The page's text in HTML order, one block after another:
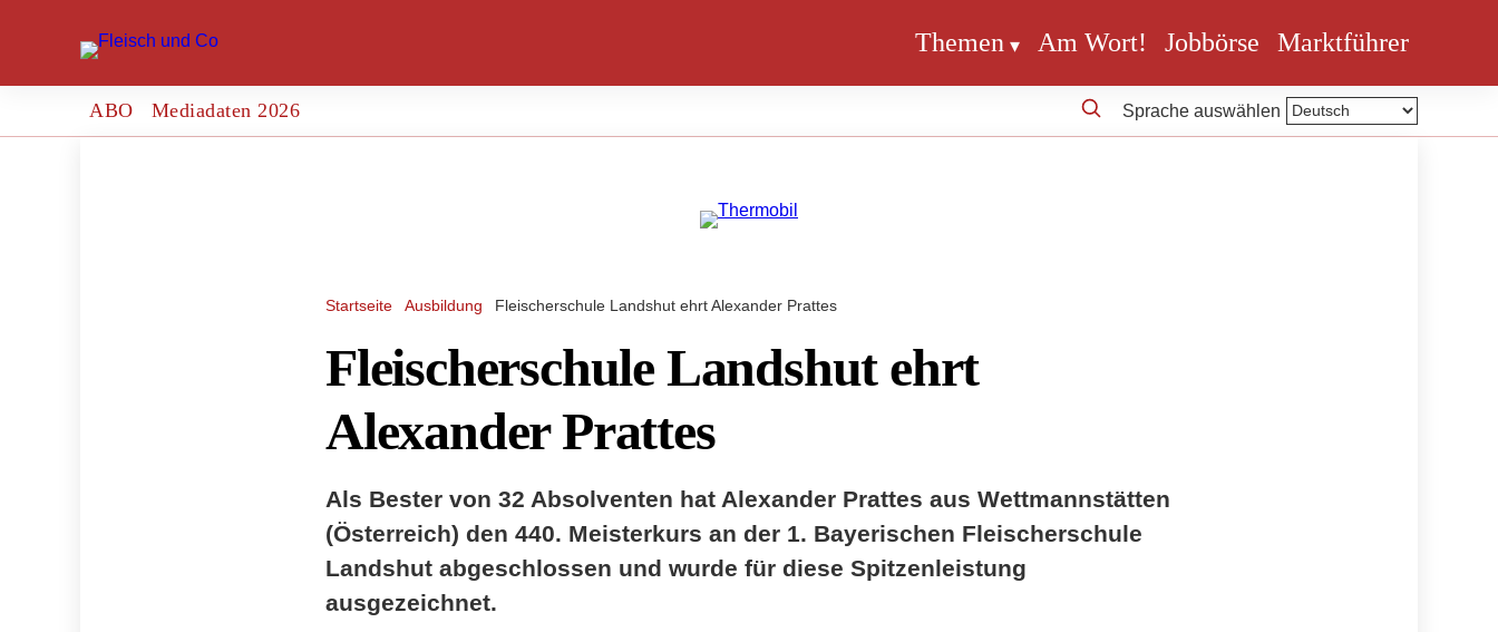
Themen Am Wort! Jobbörse Marktführer
ABO Mediadaten 2026 Sprache auswählen
Startseite Ausbildung Fleischerschule Landshut ehrt Alexander Prattes
Fleischerschule Landshut ehrt
Alexander Prattes
Als Bester von 32 Absolventen hat Alexander Prattes aus Wettmannstätten
(Österreich) den 440. Meisterkurs an der 1. Bayerischen Fleischerschule
Landshut abgeschlossen und wurde für diese Spitzenleistung
ausgezeichnet.